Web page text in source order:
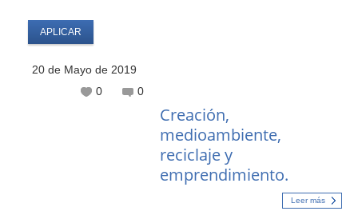
20 de Mayo de 2019
0
0
Creación,
medioambiente,
reciclaje y
emprendimiento.
Leer más